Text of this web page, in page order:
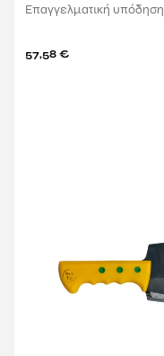
Επαγγελματική υπόδηση
57,58 €